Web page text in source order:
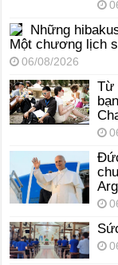
Những
Một chương lịch
06/08/2026
Từ